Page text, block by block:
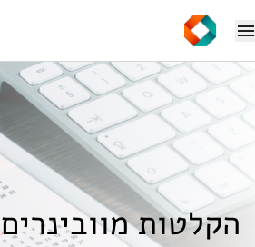
הקלטות מוובינרים